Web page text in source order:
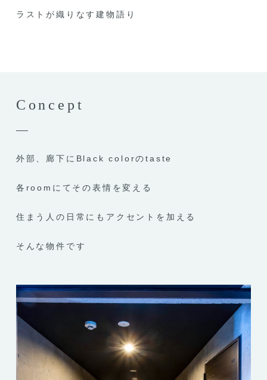
ラストが織りなす建物語り
Concept
外部、廊下にBlack colorのtaste
各roomにてその表情を変える
住まう人の日常にもアクセントを加える
そんな物件です